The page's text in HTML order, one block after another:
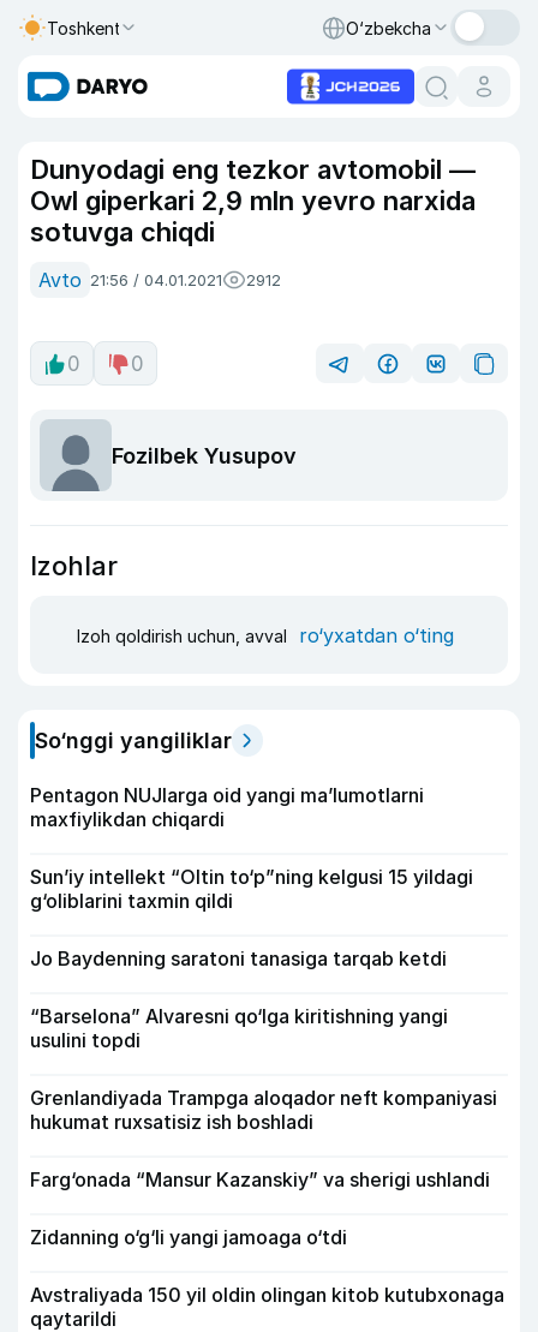
Toshkent O‘zbekcha
Dunyodagi eng tezkor avtomobil —
Owl giperkari 2,9 mln yevro narxida
sotuvga chiqdi
Avto 21:56 / 04.01.2021 2912
0 0
Fozilbek Yusupov
Izohlar
Izoh qoldirish uchun, avval ro‘yxatdan o‘ting
So‘nggi yangiliklar
Pentagon NUJlarga oid yangi maʼlumotlarni
maxfiylikdan chiqardi
Sun’iy intellekt “Oltin to‘p”ning kelgusi 15 yildagi
g‘oliblarini taxmin qildi
Jo Baydenning saratoni tanasiga tarqab ketdi
“Barselona” Alvaresni qo‘lga kiritishning yangi
usulini topdi
Grenlandiyada Trampga aloqador neft kompaniyasi
hukumat ruxsatisiz ish boshladi
Farg‘onada “Mansur Kazanskiy” va sherigi ushlandi
Zidanning o‘g‘li yangi jamoaga o‘tdi
Avstraliyada 150 yil oldin olingan kitob kutubxonaga
qaytarildi